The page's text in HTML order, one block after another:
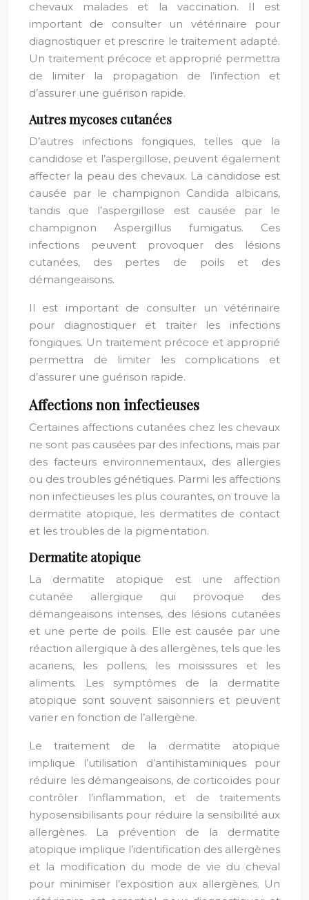
chevaux malades et la vaccination. Il est
important de consulter un vétérinaire pour
diagnostiquer et prescrire le traitement adapté.
Un traitement précoce et approprié permettra
de limiter la propagation de l’infection et
d’assurer une guérison rapide.
Autres mycoses cutanées
D’autres infections fongiques, telles que la
candidose et l’aspergillose, peuvent également
affecter la peau des chevaux. La candidose est
causée par le champignon Candida albicans,
tandis que l’aspergillose est causée par le
champignon Aspergillus fumigatus. Ces
infections peuvent provoquer des lésions
cutanées, des pertes de poils et des
démangeaisons.
Il est important de consulter un vétérinaire
pour diagnostiquer et traiter les infections
fongiques. Un traitement précoce et approprié
permettra de limiter les complications et
d’assurer une guérison rapide.
Affections non infectieuses
Certaines affections cutanées chez les chevaux
ne sont pas causées par des infections, mais par
des facteurs environnementaux, des allergies
ou des troubles génétiques. Parmi les affections
non infectieuses les plus courantes, on trouve la
dermatite atopique, les dermatites de contact
et les troubles de la pigmentation.
Dermatite atopique
La dermatite atopique est une affection
cutanée allergique qui provoque des
démangeaisons intenses, des lésions cutanées
et une perte de poils. Elle est causée par une
réaction allergique à des allergènes, tels que les
acariens, les pollens, les moisissures et les
aliments. Les symptômes de la dermatite
atopique sont souvent saisonniers et peuvent
varier en fonction de l’allergène.
Le traitement de la dermatite atopique
implique l’utilisation d’antihistaminiques pour
réduire les démangeaisons, de corticoïdes pour
contrôler l’inflammation, et de traitements
hyposensibilisants pour réduire la sensibilité aux
allergènes. La prévention de la dermatite
atopique implique l’identification des allergènes
et la modification du mode de vie du cheval
pour minimiser l’exposition aux allergènes. Un